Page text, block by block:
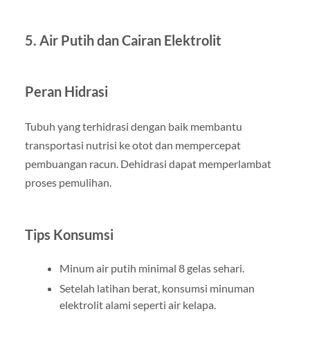
5. Air Putih dan Cairan Elektrolit
Peran Hidrasi
Tubuh yang terhidrasi dengan baik membantu
transportasi nutrisi ke otot dan mempercepat
pembuangan racun. Dehidrasi dapat memperlambat
proses pemulihan.
Tips Konsumsi
Minum air putih minimal 8 gelas sehari.
Setelah latihan berat, konsumsi minuman
elektrolit alami seperti air kelapa.